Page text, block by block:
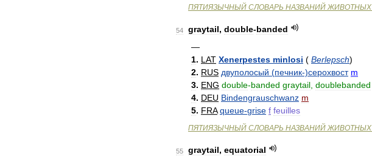
ПЯТИЯЗЫЧНЫЙ СЛОВАРЬ НАЗВАНИЙ ЖИВОТНЫХ
54 graytail, double-banded
—
1. LAT Xenerpestes minlosi ( Berlepsch)
2. RUS двуполосый (печник-)серохвост m
3. ENG double-banded graytail doublebanded
4. DEU Bindengrauschwanz m
5. FRA queue-grise f feuilles
ПЯТИЯЗЫЧНЫЙ СЛОВАРЬ НАЗВАНИЙ ЖИВОТНЫХ
55 graytail, equatorial